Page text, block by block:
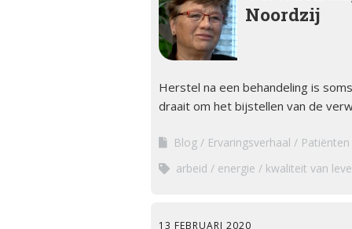
bijnier
Primair
hyperaldosteronisme
Feochromocytoom
Bijnierschorscarcinoom
Dossier
ziek zijn
Noordzij
Herstel na een behandeling is
draait om het bijstellen van de
Blog Ervaringsverhaal
Patiënten
arbeid
energie kwaliteit van
13 FEBRUARI 2020